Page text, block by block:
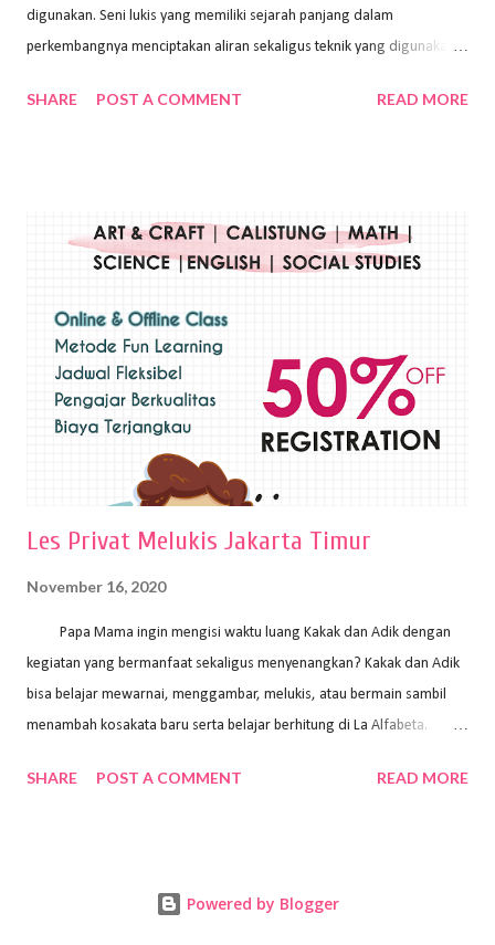
digunakan. Seni lukis yang memiliki sejarah panjang dalam
perkembangnya menciptakan aliran sekaligus teknik yang digunakan.
Wayan Kun Adnyana, teknik yang berbeda tentunya akan
menggunakan bahan dasar cat air, cat akrilik, atau cat minyak dengan
sapuan warna cat yang tebal. Dengan memberikan sapuan warna
pelukis untuk menghasilkan lukisan yang mempesona dan tentunya
bernilai tinggi. Ciri teknik plakat Ciri-ciri teknik plakat, yaitu: Sapuan
warna yang kental dan tebal. Hasil lukisan menutupi seluruh bagian
medianya Mem...
SHARE POST A COMMENT READ MORE
Les Privat Melukis Jakarta Timur
November 16, 2020
Papa Mama ingin mengisi waktu luang Kakak dan Adik dengan
kegiatan yang bermanfaat sekaligus menyenangkan? Kakak dan Adik
bisa belajar mewarnai, menggambar, melukis, atau bermain sambil
menambah kosakata baru serta belajar berhitung di La Alfabeta.
kok untuk mengajar dengan metode yang fun, La Alfabeta
Alfabeta. ⁣⁣⁣⁣Ada pilihan online class maupun offline class lho! Cek
SHARE POST A COMMENT READ MORE
Powered by Blogger